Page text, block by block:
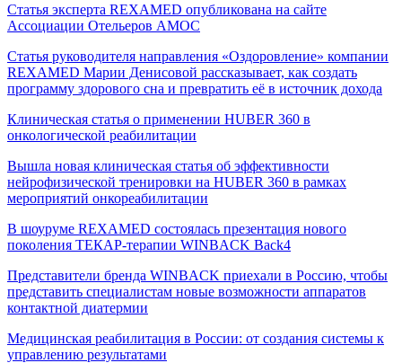
Статья эксперта REXAMED опубликована на сайте
Ассоциации Отельеров АМОС
Cтатья руководителя направления «Оздоровление» компании
REXAMED Марии Денисовой рассказывает, как создать
программу здорового сна и превратить её в источник дохода
Клиническая статья о применении HUBER 360 в
онкологической реабилитации
Вышла новая клиническая статья об эффективности
нейрофизической тренировки на HUBER 360 в рамках
мероприятий онкореабилитации
В шоуруме REXAMED состоялась презентация нового
поколения ТЕКАР-терапии WINBACK Back4
Представители бренда WINBACK приехали в Россию, чтобы
представить специалистам новые возможности аппаратов
контактной диатермии
Медицинская реабилитация в России: от создания системы к
управлению результатами